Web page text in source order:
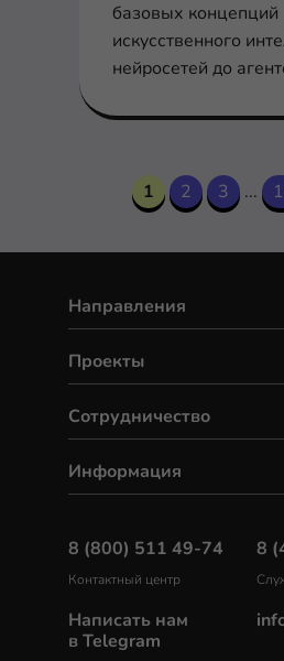
базовых концепций
искусственного
нейросетей до
1 2 3 ...
Направления
Сотрудничество
Проекты
Информация
8 (800) 511 49-74
Контактный центр
Написать нам
в Telegram
8